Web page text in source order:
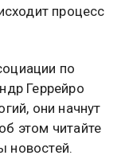
процесс
по
Геррейро
они начнут
этом читайте
новостей.